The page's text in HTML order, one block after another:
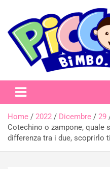
content
Home 2022 Dicembre
29
Cotechino o zampone, quale
differenza tra i due, scoprirlo